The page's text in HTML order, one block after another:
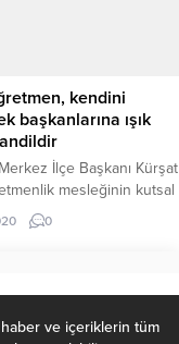
kendini
başkanlarına ışık
İlçe Başkanı Kürşat
mesleğinin kutsal
olduğunu belirterek,
kendini tüketerek
0
haber ve içeriklerin tüm